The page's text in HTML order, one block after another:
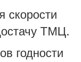
скорости
ТМЦ.
годности